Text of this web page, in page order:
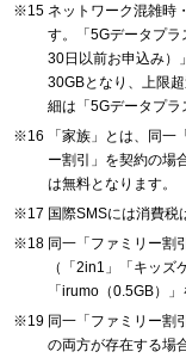
ネットワーク混雑時
す。「5Gデータプ
30日以前お申込み）
30GBとなり、上限
細は「5Gデータプラ
「家族」とは、同
ー割引」を契約の場
は無料となります。
国際SMSには消費税
同一「ファミリー割
（「2in1」「キッズ
「irumo（0.5GB）
同一「ファミリー割
の両方が存在する場